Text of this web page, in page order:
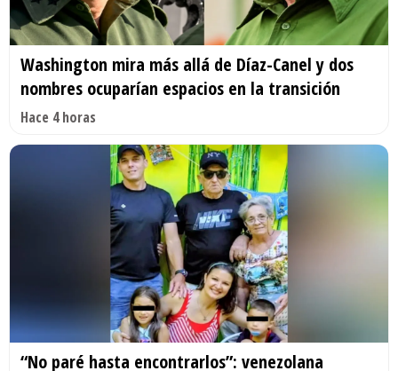
Washington mira más allá de Díaz-Canel y dos
nombres ocuparían espacios en la transición
Hace 4 horas
“No paré hasta encontrarlos”: venezolana